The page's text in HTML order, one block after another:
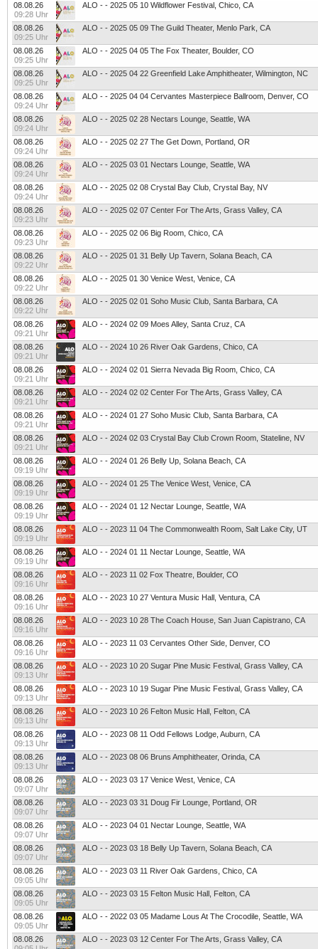
08.08.26
09:28 Uhr
ALO - - 2025 05 10 Wildflower Festival, Chico, CA
08.08.26
09:25 Uhr
ALO - - 2025 05 09 The Guild Theater, Menlo Park, CA
08.08.26
09:25 Uhr
ALO - - 2025 04 05 The Fox Theater, Boulder, CO
08.08.26
09:25 Uhr
ALO - - 2025 04 22 Greenfield Lake Amphitheater, Wilmington, NC
08.08.26
09:24 Uhr
ALO - - 2025 04 04 Cervantes Masterpiece Ballroom, Denver, CO
08.08.26
09:24 Uhr
ALO - - 2025 02 28 Nectars Lounge, Seattle, WA
08.08.26
09:24 Uhr
ALO - - 2025 02 27 The Get Down, Portland, OR
08.08.26
09:24 Uhr
ALO - - 2025 03 01 Nectars Lounge, Seattle, WA
08.08.26
09:24 Uhr
ALO - - 2025 02 08 Crystal Bay Club, Crystal Bay, NV
08.08.26
09:23 Uhr
ALO - - 2025 02 07 Center For The Arts, Grass Valley, CA
08.08.26
09:23 Uhr
ALO - - 2025 02 06 Big Room, Chico, CA
08.08.26
09:22 Uhr
ALO - - 2025 01 31 Belly Up Tavern, Solana Beach, CA
08.08.26
09:22 Uhr
ALO - - 2025 01 30 Venice West, Venice, CA
08.08.26
09:22 Uhr
ALO - - 2025 02 01 Soho Music Club, Santa Barbara, CA
08.08.26
09:21 Uhr
ALO - - 2024 02 09 Moes Alley, Santa Cruz, CA
08.08.26
09:21 Uhr
ALO - - 2024 10 26 River Oak Gardens, Chico, CA
08.08.26
09:21 Uhr
ALO - - 2024 02 01 Sierra Nevada Big Room, Chico, CA
08.08.26
09:21 Uhr
ALO - - 2024 02 02 Center For The Arts, Grass Valley, CA
08.08.26
09:21 Uhr
ALO - - 2024 01 27 Soho Music Club, Santa Barbara, CA
08.08.26
09:21 Uhr
ALO - - 2024 02 03 Crystal Bay Club Crown Room, Stateline, NV
08.08.26
09:19 Uhr
ALO - - 2024 01 26 Belly Up, Solana Beach, CA
08.08.26
09:19 Uhr
ALO - - 2024 01 25 The Venice West, Venice, CA
08.08.26
09:19 Uhr
ALO - - 2024 01 12 Nectar Lounge, Seattle, WA
08.08.26
09:19 Uhr
ALO - - 2023 11 04 The Commonwealth Room, Salt Lake City, UT
08.08.26
09:19 Uhr
ALO - - 2024 01 11 Nectar Lounge, Seattle, WA
08.08.26
09:16 Uhr
ALO - - 2023 11 02 Fox Theatre, Boulder, CO
08.08.26
09:16 Uhr
ALO - - 2023 10 27 Ventura Music Hall, Ventura, CA
08.08.26
09:16 Uhr
ALO - - 2023 10 28 The Coach House, San Juan Capistrano, CA
08.08.26
09:16 Uhr
ALO - - 2023 11 03 Cervantes Other Side, Denver, CO
08.08.26
09:13 Uhr
ALO - - 2023 10 20 Sugar Pine Music Festival, Grass Valley, CA
08.08.26
09:13 Uhr
ALO - - 2023 10 19 Sugar Pine Music Festival, Grass Valley, CA
08.08.26
09:13 Uhr
ALO - - 2023 10 26 Felton Music Hall, Felton, CA
08.08.26
09:13 Uhr
ALO - - 2023 08 11 Odd Fellows Lodge, Auburn, CA
08.08.26
09:13 Uhr
ALO - - 2023 08 06 Bruns Amphitheater, Orinda, CA
08.08.26
09:07 Uhr
ALO - - 2023 03 17 Venice West, Venice, CA
08.08.26
09:07 Uhr
ALO - - 2023 03 31 Doug Fir Lounge, Portland, OR
08.08.26
09:07 Uhr
ALO - - 2023 04 01 Nectar Lounge, Seattle, WA
08.08.26
09:07 Uhr
ALO - - 2023 03 18 Belly Up Tavern, Solana Beach, CA
08.08.26
09:05 Uhr
ALO - - 2023 03 11 River Oak Gardens, Chico, CA
08.08.26
09:05 Uhr
ALO - - 2023 03 15 Felton Music Hall, Felton, CA
08.08.26
09:05 Uhr
ALO - - 2022 03 05 Madame Lous At The Crocodile, Seattle, WA
08.08.26
ALO - - 2023 03 12 Center For The Arts, Grass Valley, CA